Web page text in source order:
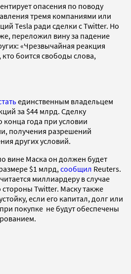
опасения по поводу
тремя компаниями или
Tesla ради сделки с Twitter. Но
переложил вину за падение
«Чрезвычайная реакция
боится свободы слова,
единственным владельцем
за $44 млрд. Сделку
конца года при условии
получения разрешений
других условий.
вине Маска он должен будет
$1 млрд, сообщил Reuters.
миллиардеру в случае
Twitter. Маску также
если его капитал, долг или
покупке не будут обеспечены